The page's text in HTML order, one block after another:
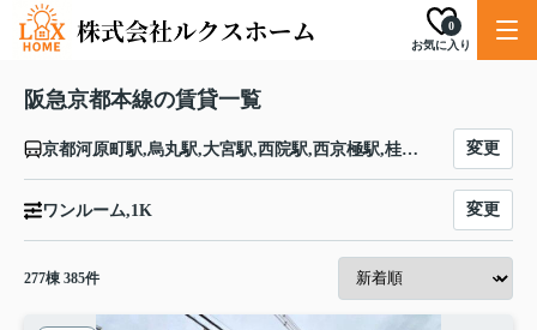
お気に入り
0
阪急京都本線の賃貸一覧
京都河原町駅,烏丸駅,大宮駅,西院駅,西京極駅,桂駅,洛西口駅,東向日駅,西向日駅,長岡天神駅,西山天王山駅,大山崎駅,水無瀬駅,上牧駅,高槻市駅,富田駅,総持寺駅,茨木市駅,南茨木駅,摂津市駅,正雀駅,相川駅,上新庄駅,ＪＲ淡路駅,崇禅寺駅,西中島南方駅,十三駅,大阪駅 変更
ワンルーム,1K 変更
277棟 385件